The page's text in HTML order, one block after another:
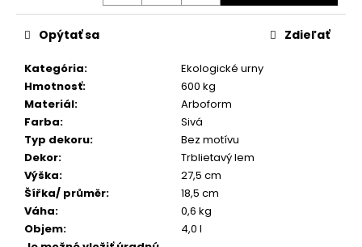
Kategória:
Ekologické urny
Hmotnosť:
600 kg
Materiál:
Arboform
Farba:
Sivá
Typ dekoru:
Bez motívu
Dekor:
Trblietavý lem
Výška:
27,5 cm
Šířka/ průměr:
18,5 cm
Váha:
0,6 kg
Objem:
4,0 l
Opýtať sa Zdieľať
e
PÁNSKY
TOMMY
ŠNÚROVÝ
NÁRAMOK
€160